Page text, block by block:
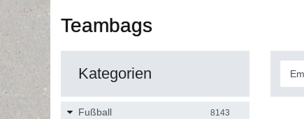
Teambags
Kategorien
Fußball 8143